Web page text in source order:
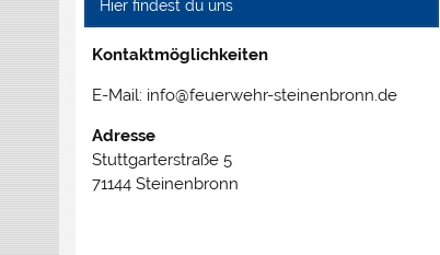
Hier findest du uns
Kontaktmöglichkeiten
E-Mail: info@feuerwehr-steinenbronn.de
Adresse
Stuttgarterstraße 5
71144 Steinenbronn